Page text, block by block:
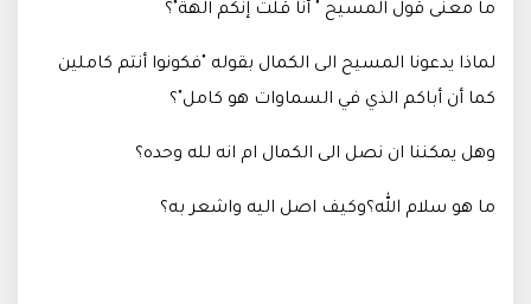
ما معنى قول المسيح " أنا قلت إنكم آلهة"؟
لماذا يدعونا المسيح الى الكمال بقوله "فكونوا أنتم كاملين
كما أن أباكم الذي في السماوات هو كامل"؟
وهل يمكننا ان نصل الى الكمال ام انه لله وحده؟
ما هو سلام الله؟وكيف اصل اليه واشعر به؟